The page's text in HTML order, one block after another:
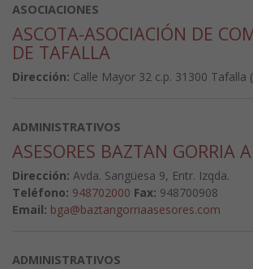
ASOCIACIONES
ASCOTA-ASOCIACIÓN DE
DE TAFALLA
Dirección: Calle Mayor 32 c.p. 31300 Tafalla
ADMINISTRATIVOS
ASESORES BAZTAN GORRIA
Dirección: Avda. Sangüesa 9, Entr. Izqda.
Teléfono: 948702000 Fax: 948700908
Email: bga@baztangorriaasesores.com
ADMINISTRATIVOS